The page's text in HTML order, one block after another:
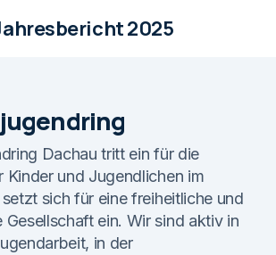
Dachau tritt ein für die
Kinder und Jugendlichen im
sich für eine freiheitliche und
Gesellschaft ein. Wir sind aktiv in
in der